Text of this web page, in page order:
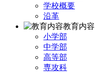
学校概要
沿革
教育内容
小学部
中学部
高等部
専攻科